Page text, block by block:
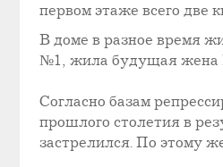
первом этаже всего две
В доме в разное время
№1, жила будущая жена
Согласно базам
прошлого столетия в
застрелился. По этому